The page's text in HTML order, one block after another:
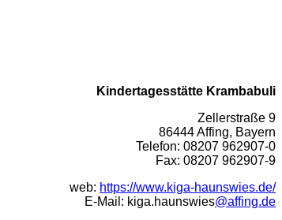
Kindertagesstätte Krambabuli
Zellerstraße 9
86444 Affing, Bayern
Telefon: 08207 962907-0
Fax: 08207 962907-9
web: https://www.kiga-haunswies.de/
E-Mail: kiga.haunswies@affing.de